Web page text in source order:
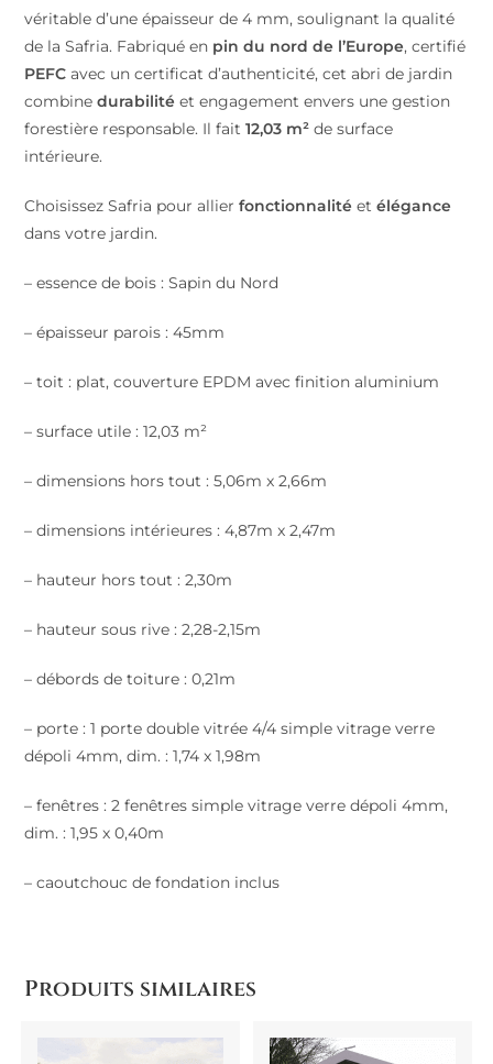
véritable d’une épaisseur de 4 mm, soulignant la qualité
de la Safria. Fabriqué en pin du nord de l’Europe, certifié
PEFC avec un certificat d’authenticité, cet abri de jardin
combinedurabilité et engagement envers une gestion
forestière responsable. Il fait12,03 m²de surface
intérieure.
Choisissez Safria pour allierfonctionnalité etélégance
dans votre jardin.
– essence de bois : Sapin du Nord
– épaisseur parois : 45mm
– toit : plat, couverture EPDM avec finition aluminium
– surface utile : 12,03 m²
– dimensions hors tout : 5,06m x 2,66m
– dimensions intérieures : 4,87m x 2,47m
– hauteur hors tout : 2,30m
– hauteur sous rive : 2,28-2,15m
– débords de toiture : 0,21m
– porte : 1 porte double vitrée 4/4 simple vitrage verre
dépoli 4mm, dim. : 1,74 x 1,98m
– fenêtres : 2 fenêtres simple vitrage verre dépoli 4mm,
dim. : 1,95 x 0,40m
– caoutchouc de fondation inclus
Produits similaires